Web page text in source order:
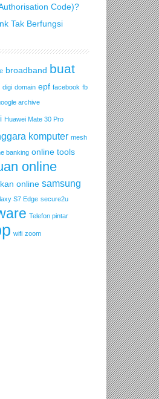
Code)?
Tak Berfungsi
broadband buat
digi domain epf facebook fb
archive
Huawei Mate 30 Pro
komputer mesh
banking online tools
online
online samsung
S7 Edge secure2u
Telefon pintar
wifi zoom